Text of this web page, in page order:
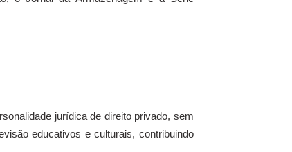
jurídica de direito privado, sem
educativos e culturais, contribuindo